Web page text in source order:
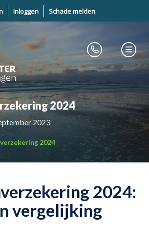
Inloggen Schade melden
2024
2023
2024
2024:
vergelijking